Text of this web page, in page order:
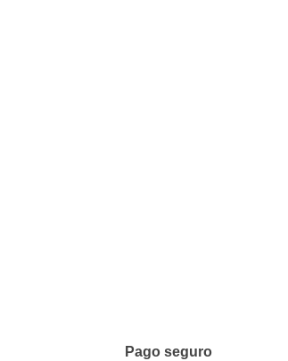
Pago seguro